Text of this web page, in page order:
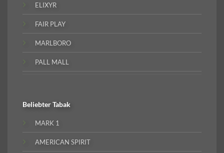
ELIXYR
FAIR PLAY
MARLBORO
PALL MALL
BeliebterTabak
MARK 1
AMERICAN SPIRIT